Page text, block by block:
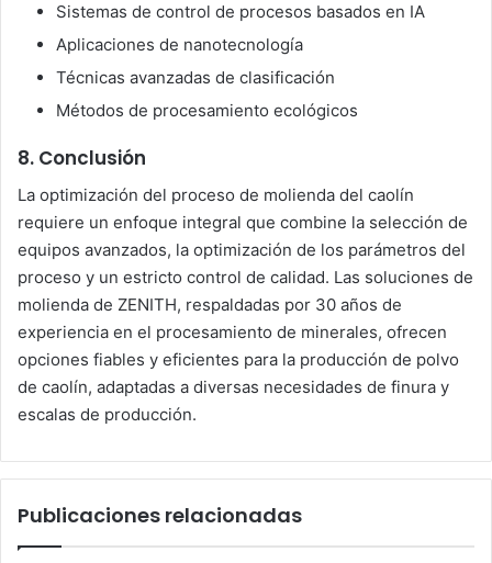
Sistemas de control de procesos basados en IA
Aplicaciones de nanotecnología
Técnicas avanzadas de clasificación
Métodos de procesamiento ecológicos
8. Conclusión
La optimización del proceso de molienda del caolín
requiere un enfoque integral que combine la selección de
equipos avanzados, la optimización de los parámetros del
proceso y un estricto control de calidad. Las soluciones de
molienda de ZENITH, respaldadas por 30 años de
experiencia en el procesamiento de minerales, ofrecen
opciones fiables y eficientes para la producción de polvo
de caolín, adaptadas a diversas necesidades de finura y
escalas de producción.
Publicaciones relacionadas